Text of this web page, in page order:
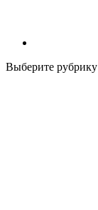
Выберите рубрику